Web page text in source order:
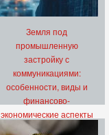
Земля под
промышленную
застройку с
коммуникациями:
особенности, виды и
финансово-
экономические аспекты